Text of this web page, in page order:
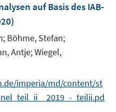
n
f
f
auf Basis des IAB-
Böhme, Stefan;
Antje;Wiegel,
imperia/md/content/st
_teilii.pd